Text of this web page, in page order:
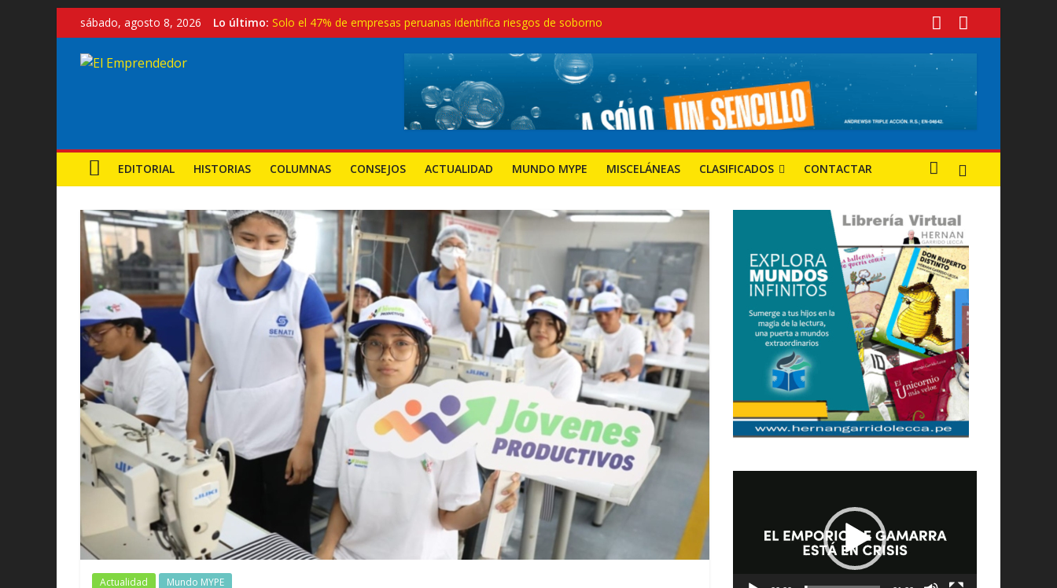
Saltar
al
contenido
sábado, agosto 8, 2026 Lo último: Solo el 47% de empresas peruanas identifica riesgos de soborno
Turismo con reglas modernas, no con recetas del pasado
Exportaciones peruanas crecen 27.3% en el primer trimestre de 2025: ¿Qué sectores tuvieron mayor progreso?
Crecen los emprendimientos en el Perú, pero también aumentan los cierres: desafíos y oportunidades
Exoneración para nuevas mypes: ¿seguirá el camino del régimen agrario?
El
Noticias,
Emprendimiento
y
EDITORIAL HISTORIAS COLUMNAS CONSEJOS ACTUALIDAD MUNDO MYPE MISCELÁNEAS CLASIFICADOS CONTACTAR
Actualidad Mundo MYPE